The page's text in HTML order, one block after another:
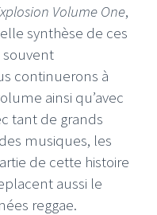
Volume One,
synthèse de ces
continuerons à
ainsi qu’avec
tant de grands
musiques, les
de cette histoire
aussi le
reggae.